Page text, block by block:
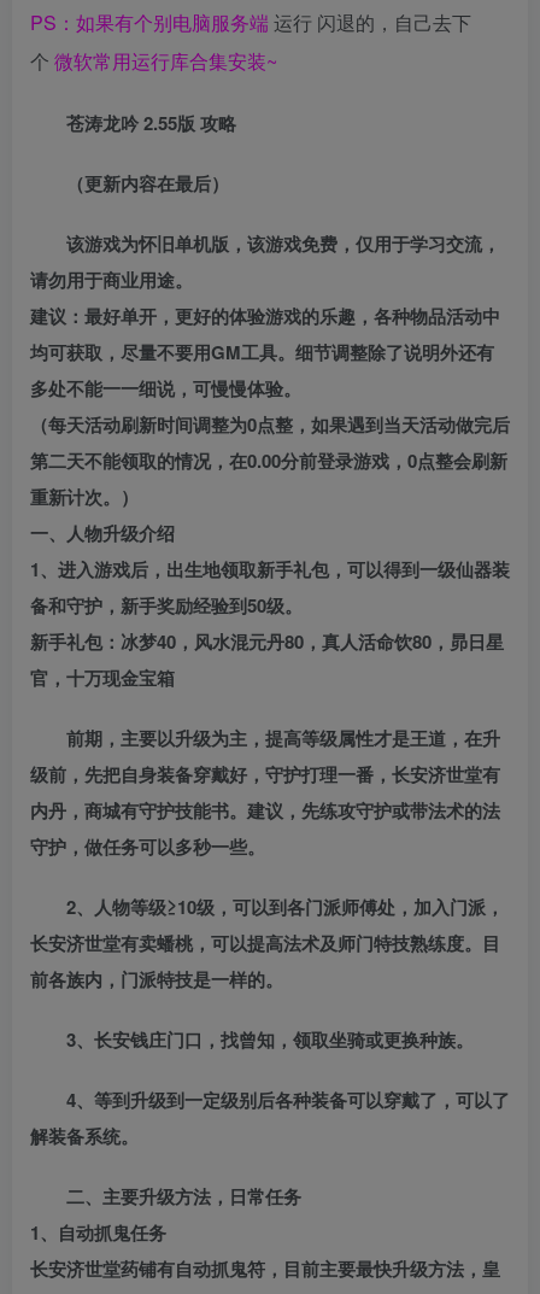
PS：如果有个别电脑服务端运行 闪退的，自己去下
个 微软常用运行库合集安装~
苍涛龙吟 2.55版 攻略
（更新内容在最后）
该游戏为怀旧单机版，该游戏免费，仅用于学习交流，
请勿用于商业用途。
建议：最好单开，更好的体验游戏的乐趣，各种物品活动中
均可获取，尽量不要用GM工具。细节调整除了说明外还有
多处不能一一细说，可慢慢体验。
（每天活动刷新时间调整为0点整，如果遇到当天活动做完后
第二天不能领取的情况，在0.00分前登录游戏，0点整会刷新
重新计次。）
一、人物升级介绍
1、进入游戏后，出生地领取新手礼包，可以得到一级仙器装
备和守护，新手奖励经验到50级。
新手礼包：冰梦40，风水混元丹80，真人活命饮80，昴日星
官，十万现金宝箱
前期，主要以升级为主，提高等级属性才是王道，在升
级前，先把自身装备穿戴好，守护打理一番，长安济世堂有
内丹，商城有守护技能书。建议，先练攻守护或带法术的法
守护，做任务可以多秒一些。
2、人物等级≥10级，可以到各门派师傅处，加入门派，
长安济世堂有卖蟠桃，可以提高法术及师门特技熟练度。目
前各族内，门派特技是一样的。
3、长安钱庄门口，找曾知，领取坐骑或更换种族。
4、等到升级到一定级别后各种装备可以穿戴了，可以了
解装备系统。
二、主要升级方法，日常任务
1、自动抓鬼任务
长安济世堂药铺有自动抓鬼符，目前主要最快升级方法，皇